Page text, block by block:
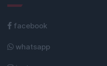
facebook
whatsapp